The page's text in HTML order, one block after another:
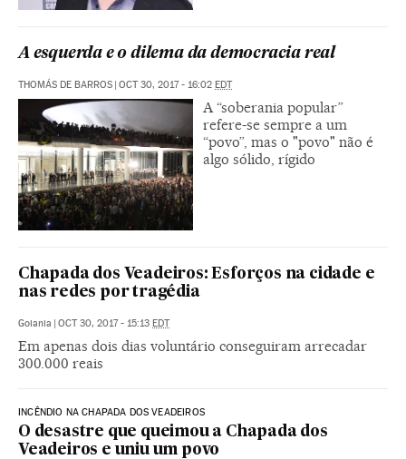
A esquerda e o dilema da democracia real
THOMÁS DE BARROS | OCT 30, 2017 - 16:02 EDT
A “soberania popular”
refere-se sempre a um
“povo”, mas o "povo" não é
algo sólido, rígido
Chapada dos Veadeiros: Esforços na cidade e
nas redes por tragédia
Goiania | OCT 30, 2017 - 15:13 EDT
Em apenas dois dias voluntário conseguiram arrecadar
300.000 reais
INCÊNDIO NA CHAPADA DOS VEADEIROS
O desastre que queimou a Chapada dos
Veadeiros e uniu um povo